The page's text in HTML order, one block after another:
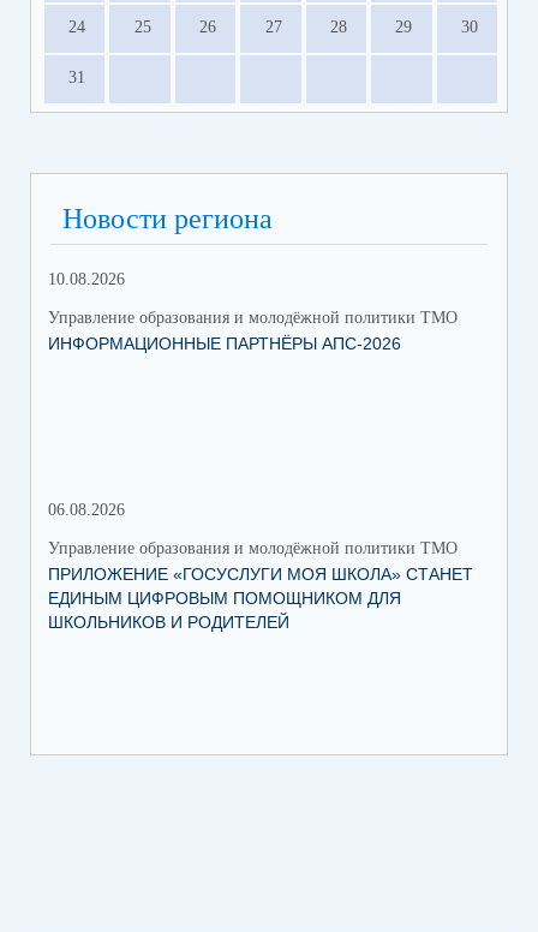
24 25 26 27 28 29 30
31
Новости региона
10.08.2026
Управление образования и молодёжной политики ТМО
ИНФОРМАЦИОННЫЕ ПАРТНЁРЫ АПС-2026
06.08.2026
Управление образования и молодёжной политики ТМО
ПРИЛОЖЕНИЕ «ГОСУСЛУГИ МОЯ ШКОЛА» СТАНЕТ
ЕДИНЫМ ЦИФРОВЫМ ПОМОЩНИКОМ ДЛЯ
ШКОЛЬНИКОВ И РОДИТЕЛЕЙ